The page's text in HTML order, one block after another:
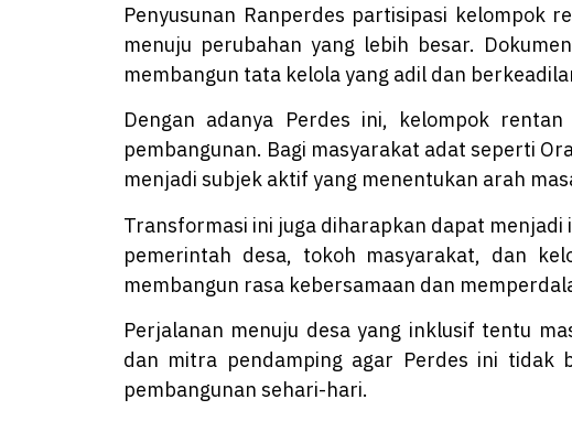
Penyusunan Ranperdes partisipasi kelompok
menuju perubahan yang lebih besar.
membangun tata kelola yang adil dan
Dengan adanya Perdes ini, kelompok
pembangunan. Bagi masyarakat adat seperti
menjadi subjek aktif yang menentukan arah
Transformasi ini juga diharapkan dapat
pemerintah desa, tokoh masyarakat, dan
membangun rasa kebersamaan dan
Perjalanan menuju desa yang inklusif tentu
dan mitra pendamping agar Perdes ini tidak
pembangunan sehari-hari.